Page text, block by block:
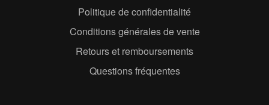
Politique de confidentialité
Conditions générales de vente
Retours et remboursements
Questions fréquentes